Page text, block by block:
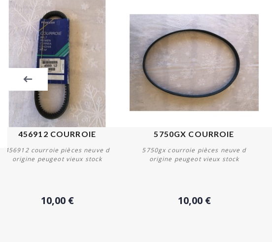
456912 COURROIE
456912 courroie pièces neuve d
origine peugeot vieux stock
10,00 €
5750GX COURROIE
5750gx courroie pièces neuve d
origine peugeot vieux stock
10,00 €